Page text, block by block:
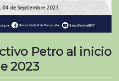
Petro al inicio
2023